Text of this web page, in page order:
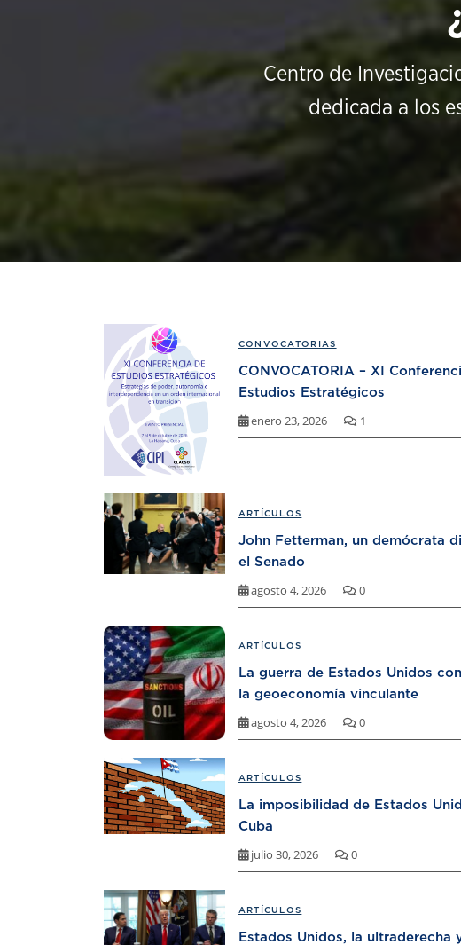
Centro de
dedicada a los
CONVOCATORIAS
CONVOCATORIA – XI
Estudios Estratégicos
enero 23, 2026 1
ARTÍCULOS
John Fetterman, un demócrata
el Senado
agosto 4, 2026 0
ARTÍCULOS
La guerra de Estados Unidos
la geoeconomía vinculante
agosto 4, 2026 0
ARTÍCULOS
La imposibilidad de Estados
Cuba
julio 30, 2026 0
ARTÍCULOS
Estados Unidos, la ultraderecha